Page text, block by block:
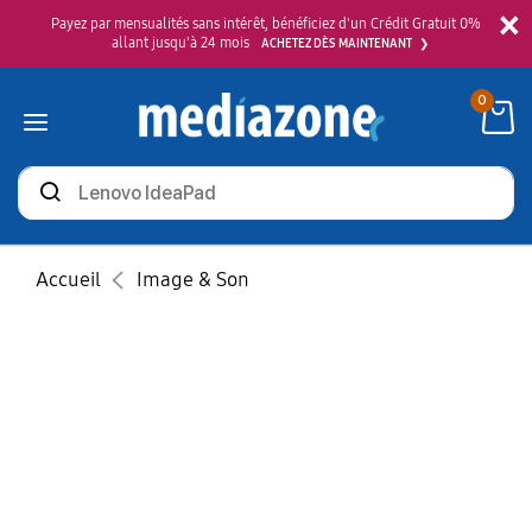
×
Payez par mensualités sans intérêt, bénéficiez d'un Crédit Gratuit 0%
allant jusqu'à 24 mois
ACHETEZ DÈS MAINTENANT
Rechercher
des
produits
0
Accueil Image & Son